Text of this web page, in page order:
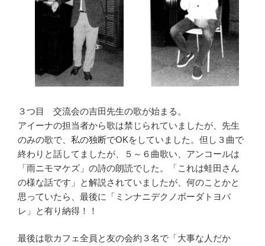
３つ目 交流会の吉田先生の歌が始まる。
アイーナの担当者から歌は禁じられていましたが、先生
のみの歌で、私の独断でOKをしていました。但し３曲で
終わりと話してましたが、５～６曲歌い、アンコールは
「雨ニモマケズ」の詩の朗読でした。「これは蛙田さん
の様な話です」と解説されていましたが、何のことかと
思っていたら、最後に「ミンナニデクノボーダトヨバ
レ」と有り納得！！
最後は歌カフェ全員と友の会約３名で「大事な人だか